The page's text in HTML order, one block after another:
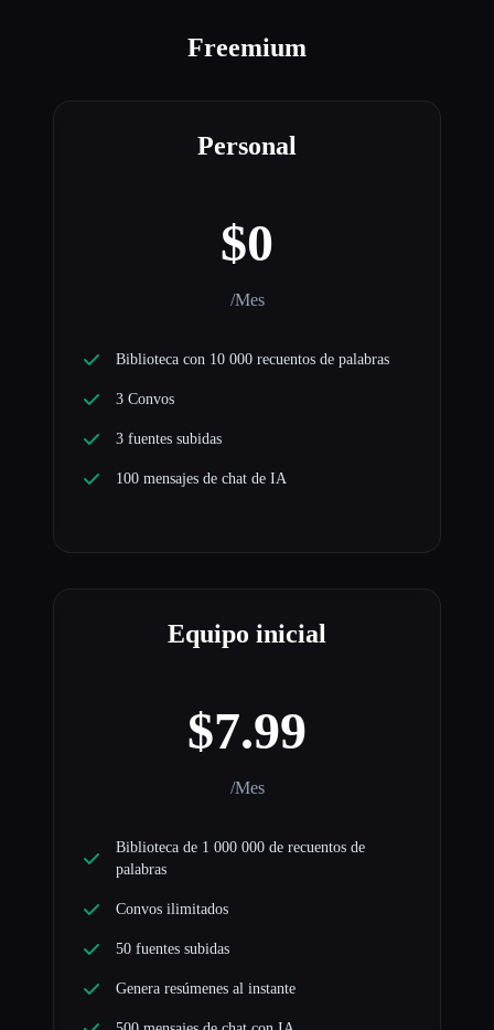
Freemium
Personal
$0
/Mes
Biblioteca con 10 000 recuentos de palabras
3 Convos
3 fuentes subidas
100 mensajes de chat de IA
Equipo inicial
$7.99
/Mes
Biblioteca de 1 000 000 de recuentos de
palabras
Convos ilimitados
50 fuentes subidas
Genera resúmenes al instante